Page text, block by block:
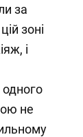
за
зоні
і
не